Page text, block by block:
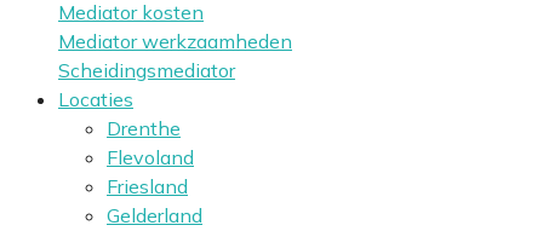
Mediator kosten
Mediator werkzaamheden
Scheidingsmediator
Locaties
Drenthe
Flevoland
Friesland
Gelderland